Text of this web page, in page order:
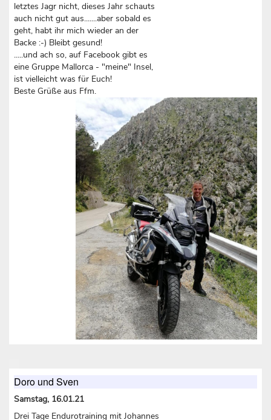
letztes Jagr nicht, dieses Jahr schauts
auch nicht gut aus.......aber sobald es
geht, habt ihr mich wieder an der
Backe :-) Bleibt gesund!
.....und ach so, auf Facebook gibt es
eine Gruppe Mallorca - "meine" Insel,
ist vielleicht was für Euch!
Beste Grüße aus Ffm.
Doro und Sven
Samstag, 16.01.21
Drei Tage Endurotraining mit Johannes